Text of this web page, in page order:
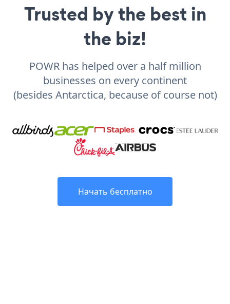
Trusted by the best in
the biz!
POWR has helped over a half million
businesses on every continent
(besides Antarctica, because of course not)
Начать бесплатно